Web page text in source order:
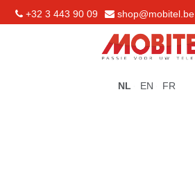
+32 3 443 90 09 shop@mobitel.be
NL EN FR